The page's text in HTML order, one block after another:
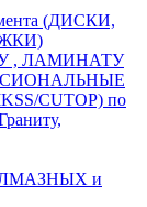
(ДИСКИ,
, ЛАМИНАТУ
CUTOP) по
и